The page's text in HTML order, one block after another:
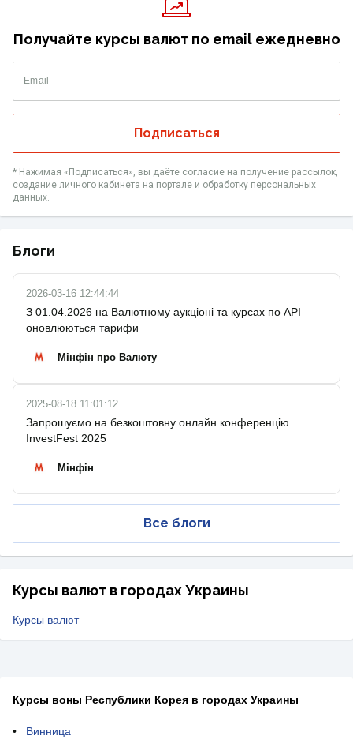
Получайте курсы валют по email ежедневно
Email
Подписаться
* Нажимая «‎Подписаться», вы даёте согласие на получение рассылок,
создание личного кабинета на портале и обработку персональных
данных.
Блоги
2026-03-16 12:44:44
З 01.04.2026 на Валютному аукціоні та курсах по API
оновлюються тарифи
Мінфін про Валюту
2025-08-18 11:01:12
Запрошуємо на безкоштовну онлайн конференцію
InvestFest 2025
Мінфін
Все блоги
Курсы валют в городах Украины
Курсы валют
Курсы воны Республики Корея в городах Украины
Винница